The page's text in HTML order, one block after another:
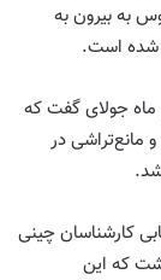
به بیرون به
شده است.
ماه جولای گفت که
مانع‌تراشی در
کارشناسان چینی
که این